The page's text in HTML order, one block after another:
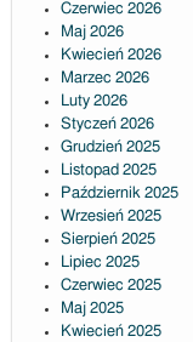
Czerwiec 2026
Maj 2026
Kwiecień 2026
Marzec 2026
Luty 2026
Styczeń 2026
Grudzień 2025
Listopad 2025
Październik 2025
Wrzesień 2025
Sierpień 2025
Lipiec 2025
Czerwiec 2025
Maj 2025
Kwiecień 2025